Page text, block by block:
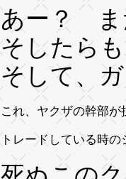
あー？ ま
そしたら
そして、
これ、ヤクザの幹部が
トレードしている時